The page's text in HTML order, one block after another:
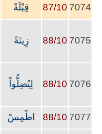
7074
87/10 قِبْلَةً
7075
88/10 زِينَةً
7076
88/10 لِيُضِلُّواْ
7077
88/10 اطْمِسْ